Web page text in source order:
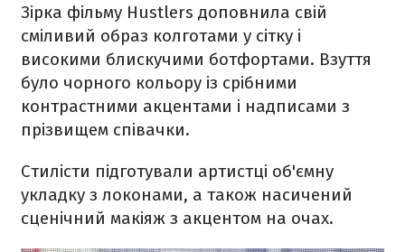
Зірка фільму Hustlers доповнила свій
сміливий образ колготами у сітку і
високими блискучими ботфортами. Взуття
було чорного кольору із срібними
контрастними акцентами і надписами з
прізвищем співачки.
Стилісти підготували артистці об'ємну
укладку з локонами, а також насичений
сценічний макіяж з акцентом на очах.